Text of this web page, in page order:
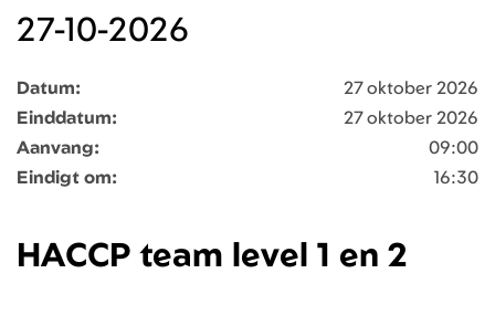
27-10-2026
Datum:
27 oktober 2026
Einddatum:
27 oktober 2026
Aanvang:
09:00
Eindigt om:
16:30
HACCP team level 1 en 2